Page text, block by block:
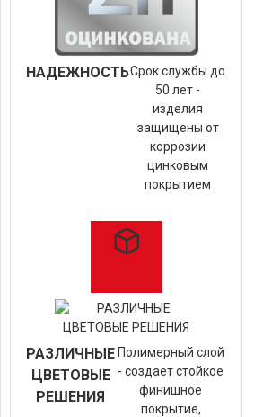
НАДЕЖНОСТЬСрок службы до
50 лет -
изделия
защищены от
коррозии
цинковым
покрытием
РАЗЛИЧНЫЕ
ЦВЕТОВЫЕ
РЕШЕНИЯ
Полимерный слой
- создает стойкое
финишное
покрытие,